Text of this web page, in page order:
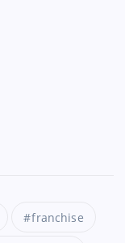
franchise